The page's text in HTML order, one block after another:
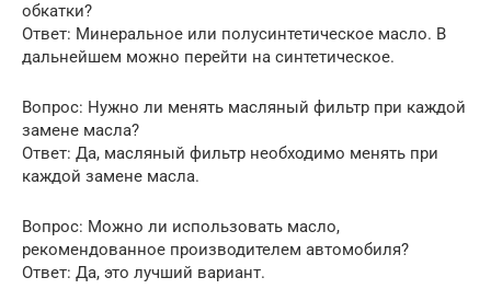
обкатки?
Ответ: Минеральное или полусинтетическое масло. В
дальнейшем можно перейти на синтетическое.
Вопрос: Нужно ли менять масляный фильтр при каждой
замене масла?
Ответ: Да, масляный фильтр необходимо менять при
каждой замене масла.
Вопрос: Можно ли использовать масло,
рекомендованное производителем автомобиля?
Ответ: Да, это лучший вариант.